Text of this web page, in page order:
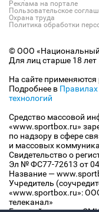
Реклама на портале
Пользовательское
Охрана труда
Политика обработки
© ООО «Национальный
Для лиц старше 18 лет
На сайте
Подробнее в
технологий
Средство массовой
«www.sportbox.ru»
по надзору в сфере
и массовых
Свидетельство о
Эл № ФС77-72613 от
Название —
Учредитель
«www.sportbox.ru»:
телеканал»